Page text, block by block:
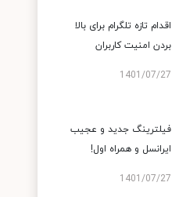
اقدام تازه تلگرام برای بالا
بردن امنیت کاربران
1401/07/27
فیلترینگ جدید و عجیب
ایرانسل و همراه اول!
1401/07/27